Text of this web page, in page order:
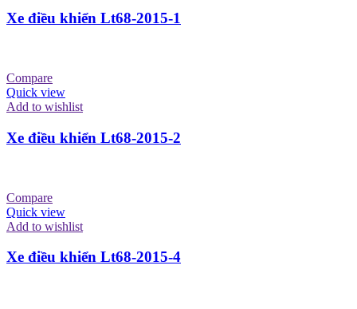
Xe điều khiển Lt68-2015-1
Compare
Quick view
Add to wishlist
Xe điều khiển Lt68-2015-2
Compare
Quick view
Add to wishlist
Xe điều khiển Lt68-2015-4